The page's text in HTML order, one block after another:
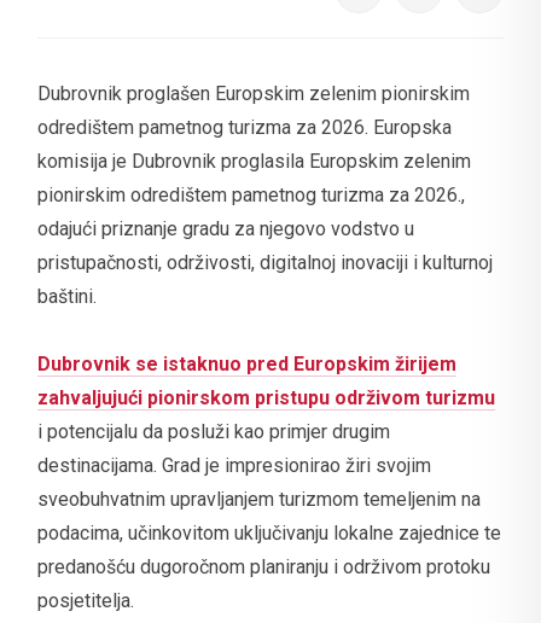
Dubrovnik proglašen Europskim zelenim pionirskim
odredištem pametnog turizma za 2026. Europska
komisija je Dubrovnik proglasila Europskim zelenim
pionirskim odredištem pametnog turizma za 2026.,
odajući priznanje gradu za njegovo vodstvo u
pristupačnosti, održivosti, digitalnoj inovaciji i kulturnoj
baštini.
Dubrovnik se istaknuo pred Europskim žirijem
zahvaljujući pionirskom pristupu održivom turizmu
i potencijalu da posluži kao primjer drugim
destinacijama. Grad je impresionirao žiri svojim
sveobuhvatnim upravljanjem turizmom temeljenim na
podacima, učinkovitom uključivanju lokalne zajednice te
predanošću dugoročnom planiranju i održivom protoku
posjetitelja.